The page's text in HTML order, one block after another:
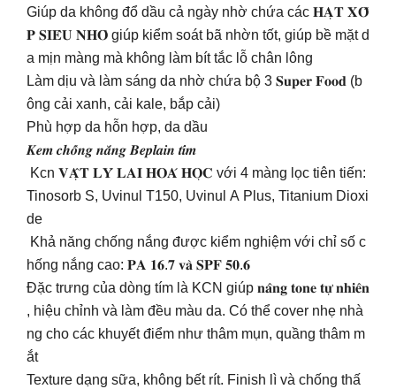
Giúp da không đổ dầu cả ngày nhờ chứa các 𝐇𝐀̣𝐓 𝐗𝐎̂́
𝐏 𝐒𝐈𝐄̂𝐔 𝐍𝐇𝐎̉ giúp kiểm soát bã nhờn tốt, giúp bề mặt d
a mịn màng mà không làm bít tắc lỗ chân lông
Làm dịu và làm sáng da nhờ chứa bộ 3 𝐒𝐮𝐩𝐞𝐫 𝐅𝐨𝐨𝐝 (b
ông cải xanh, cải kale, bắp cải)
Phù hợp da hỗn hợp, da dầu
𝑲𝒆𝒎 𝒄𝒉𝒐̂́𝒏𝒈 𝒏𝒂̆́𝒏𝒈 𝑩𝒆𝒑𝒍𝒂𝒊𝒏 𝒕𝒊́𝒎
Kcn 𝐕𝐀̣̂𝐓 𝐋𝐘́ 𝐋𝐀𝐈 𝐇𝐎𝐀́ 𝐇𝐎̣𝐂 với 4 màng lọc tiên tiến:
Tinosorb S, Uvinul T150, Uvinul A Plus, Titanium Dioxi
de
Khả năng chống nắng được kiểm nghiệm với chỉ số c
hống nắng cao: 𝐏𝐀 𝟏𝟔.𝟕 𝐯𝐚̀ 𝐒𝐏𝐅 𝟓𝟎.𝟔
Đặc trưng của dòng tím là KCN giúp 𝐧𝐚̂𝐧𝐠 𝐭𝐨𝐧𝐞 𝐭𝐮̛̣ 𝐧𝐡𝐢𝐞̂𝐧
, hiệu chỉnh và làm đều màu da. Có thể cover nhẹ nhà
ng cho các khuyết điểm như thâm mụn, quầng thâm m
ắt
Texture dạng sữa, không bết rít. Finish lì và chống thấ